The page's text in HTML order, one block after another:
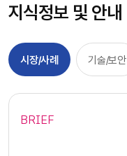
지식정보 및 안내
시장/사례 기술/보안
BRIEF